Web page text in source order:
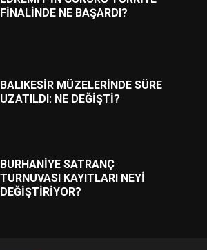
BURHANİYE SATRANÇ
BURHANİYE BELEDİYESPOR’DA